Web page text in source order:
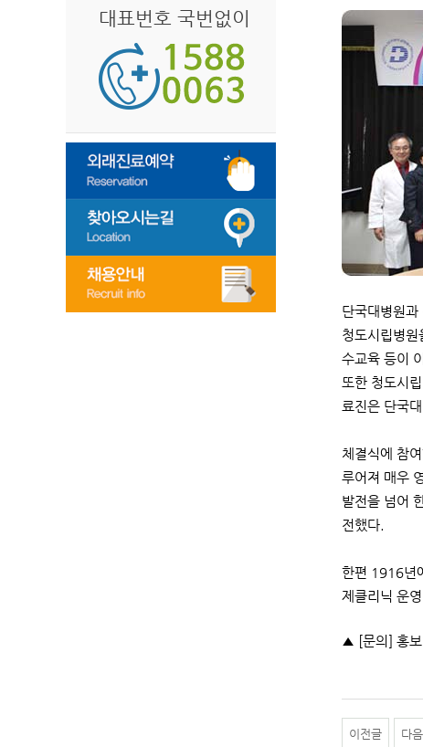
대표번호 국번없이
단국대병원
청도시립병
수교육 등이
또한 청도시
료진은 단국
체결식에 참
루어져 매우
발전을 넘어
전했다.
한편 1916년
제클리닉 운
▲ [문의] 홍
이전글 다